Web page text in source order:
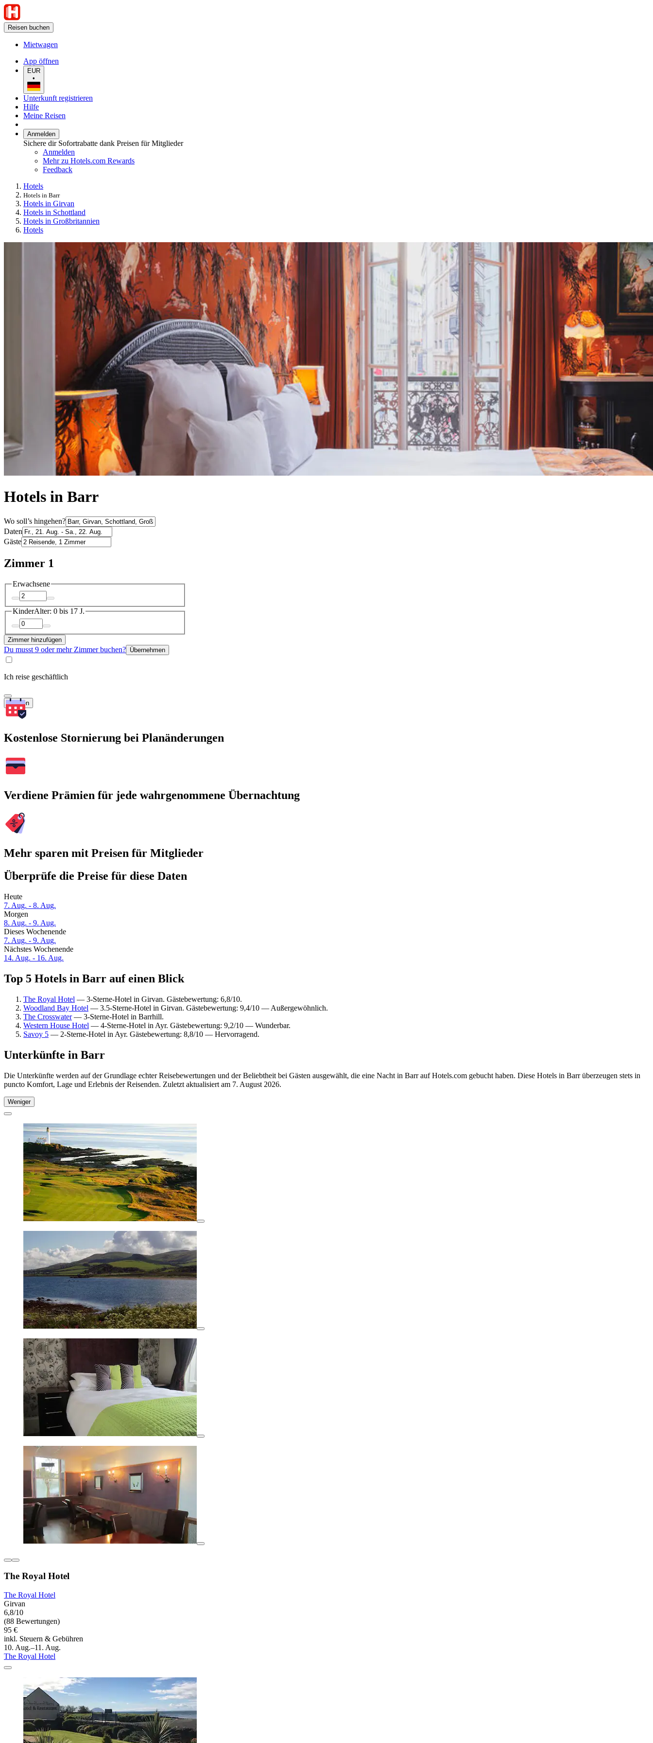
Reisen buchen
Mietwagen
App öffnen
EUR
•
Unterkunft registrieren
Hilfe
Meine Reisen
Anmelden
Sichere dir Sofortrabatte dank Preisen für Mitglieder
Anmelden
Mehr zu Hotels.com Rewards
Feedback
Hotels
Hotels in Barr
Hotels in Girvan
Hotels in Schottland
Hotels in Großbritannien
Hotels
Hotels in Barr
Wo soll’s hingehen?
Daten
Gäste
Zimmer 1
Erwachsene
KinderAlter: 0 bis 17 J.
Zimmer hinzufügen
Du musst 9 oder mehr Zimmer buchen? Übernehmen
Ich reise geschäftlich
Suchen
Kostenlose Stornierung bei Planänderungen
Verdiene Prämien für jede wahrgenommene Übernachtung
Mehr sparen mit Preisen für Mitglieder
Überprüfe die Preise für diese Daten
Heute
7. Aug. - 8. Aug.
Morgen
8. Aug. - 9. Aug.
Dieses Wochenende
7. Aug. - 9. Aug.
Nächstes Wochenende
14. Aug. - 16. Aug.
Top 5 Hotels in Barr auf einen Blick
The Royal Hotel — 3-Sterne-Hotel in Girvan. Gästebewertung: 6,8/10.
Woodland Bay Hotel — 3.5-Sterne-Hotel in Girvan. Gästebewertung: 9,4/10 — Außergewöhnlich.
The Crosswater— 3-Sterne-Hotel in Barrhill.
Western House Hotel — 4-Sterne-Hotel in Ayr. Gästebewertung: 9,2/10 — Wunderbar.
Savoy 5 — 2-Sterne-Hotel in Ayr. Gästebewertung: 8,8/10 — Hervorragend.
Unterkünfte in Barr
Die Unterkünfte werden auf der Grundlage echter Reisebewertungen und der Beliebtheit bei Gästen ausgewählt, die eine Nacht in Barr auf Hotels.com gebucht haben. Diese Hotels in Barr überzeugen stets in
puncto Komfort, Lage und Erlebnis der Reisenden. Zuletzt aktualisiert am 7. August 2026.
Weniger
The Royal Hotel
The Royal Hotel
Girvan
6,8/10
(88 Bewertungen)
95 €
inkl. Steuern & Gebühren
10. Aug.–11. Aug.
The Royal Hotel